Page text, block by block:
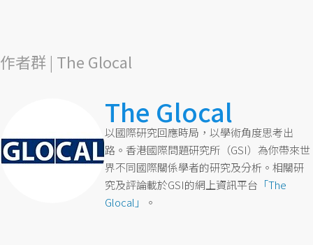
作者群 | The Glocal
The Glocal
以國際研究回應時局，以學術角度思考出
路。香港國際問題研究所（GSI）為你帶來世
界不同國際關係學者的研究及分析。相關研
究及評論載於GSI的網上資訊平台 「The
Glocal」
。